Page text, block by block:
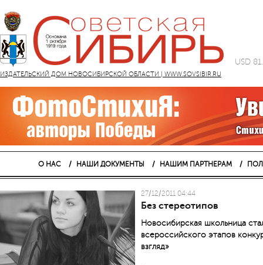
ИЗДАТЕЛЬСКИЙ ДОМ НОВОСИБИРСКОЙ ОБЛАСТИ | WWW.SOVSIBIR.RU
USD
О НАС НАШИ ДОКУМЕНТЫ НАШИМ ПАРТНЕРАМ
27/12/2011 04:44
Без стереотипов
Новосибирская школьница
всероссийского этапов
взгляд»